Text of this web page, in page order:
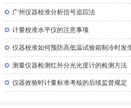
◎ 广州仪器校准分析信号追踪法
◎ 计量校准水平仪的注意事项
◎ 仪器校准如何预防高低温试验箱制冷时发
◎ 测量仪器检测红外分光光度计的检测方法
◎ 仪器效验时计量标准考核的后续监督规定